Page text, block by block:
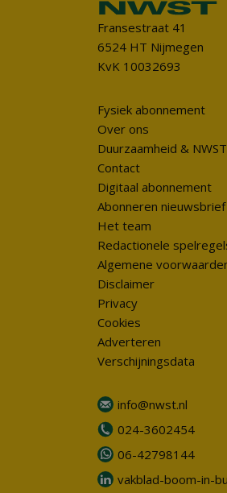
Fransestraat 41
6524 HT Nijmegen
KvK 10032693
Fysiek abonnement
Over ons
Duurzaamheid & NWST
Contact
Digitaal abonnement
Abonneren nieuwsbrief
Het team
Redactionele
Algemene
Disclaimer
Privacy
Cookies
Adverteren
Verschijningsdata
info@nwst.nl
024-3602454
06-42798144
vakblad-boom-in-